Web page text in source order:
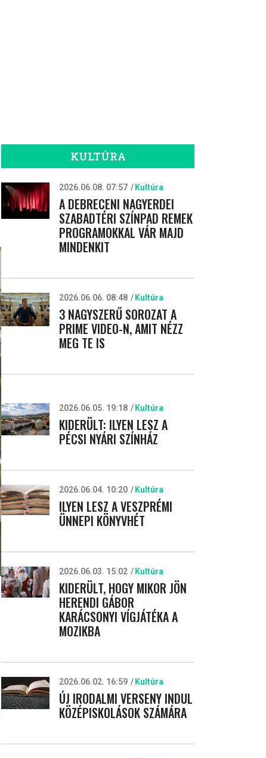
KULTÚRA
2026.06.08. 07:57 Kultúra
A DEBRECENI NAGYERDEI
SZABADTÉRI SZÍNPAD REMEK
PROGRAMOKKAL VÁR MAJD
MINDENKIT
2026.06.06. 08:48 Kultúra
3 NAGYSZERŰ SOROZAT A
PRIME VIDEO-N, AMIT NÉZZ
MEG TE IS
2026.06.05. 19:18 Kultúra
KIDERÜLT: ILYEN LESZ A
PÉCSI NYÁRI SZÍNHÁZ
2026.06.04. 10:20 Kultúra
ILYEN LESZ A VESZPRÉMI
ÜNNEPI KÖNYVHÉT
2026.06.03. 15:02 Kultúra
KIDERÜLT, HOGY MIKOR JÖN
HERENDI GÁBOR
KARÁCSONYI VÍGJÁTÉKA A
MOZIKBA
2026.06.02. 16:59 Kultúra
ÚJ IRODALMI VERSENY INDUL
KÖZÉPISKOLÁSOK SZÁMÁRA